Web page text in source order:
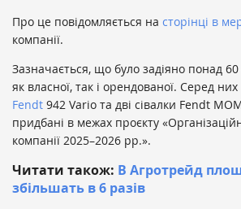
Про це повідомляється на сторінці в
компанії.
Зазначається, що було задіяно понад
як власної, так і орендованої. Серед
Fendt 942 Vario та дві сівалки Fendt
придбані в межах проєкту
компанії 2025–2026 рр.».
Читати також: В Агротрейд
збільшать в 6 разів